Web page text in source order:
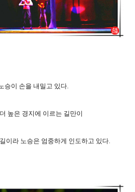
승이 손을 내밀고 있다.
높은 경지에 이르는 길만이
이라 노승은 엄중하게 인도하고 있다.